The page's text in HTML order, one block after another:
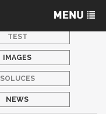
TEST
IMAGES
SOLUCES
NEWS